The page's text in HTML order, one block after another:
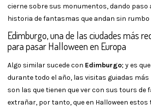
cierne sobre sus monumentos, dando paso
historia de fantasmas que andan sin
Edimburgo, una de las ciudades más
para pasar Halloween en Europa
Algo similar sucede con Edimburgo; y es
durante todo el año, las visitas guiadas
son las que tienen que ver con sus tours de
extrañar, por tanto, que en Halloween